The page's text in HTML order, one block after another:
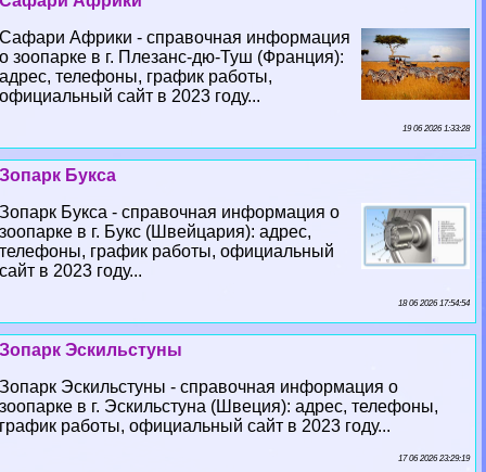
Сафари Африки - справочная информация
о зоопарке в г. Плезанс-дю-Туш (Франция):
адрес, телефоны, график работы,
официальный сайт в 2023 году...
19 06 2026 1:33:28
Зопарк Букса
Зопарк Букса - справочная информация о
зоопарке в г. Букс (Швейцария): адрес,
телефоны, график работы, официальный
сайт в 2023 году...
18 06 2026 17:54:54
Зопарк Эскильстуны
Зопарк Эскильстуны - справочная информация о
зоопарке в г. Эскильстуна (Швеция): адрес, телефоны,
график работы, официальный сайт в 2023 году...
17 06 2026 23:29:19